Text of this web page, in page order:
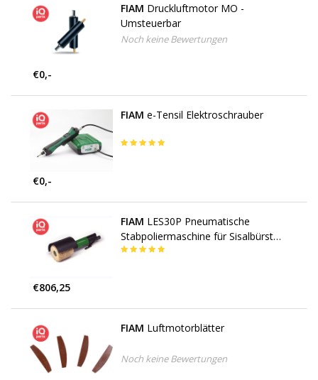
FIAM Druckluftmotor MO -
Umsteuerbar
Noch keine Bewertungen
€0,-
FIAM e-Tensil Elektroschrauber
€0,-
FIAM LES30P Pneumatische
Stabpoliermaschine für Sisalbürsten
mit Sicherheitsstarthebel
€806,25
FIAM Luftmotorblätter
Noch keine Bewertungen